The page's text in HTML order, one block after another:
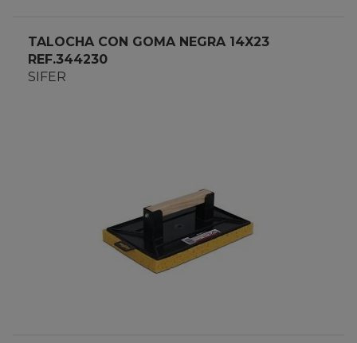
TALOCHA CON GOMA NEGRA 14X23
REF.344230
SIFER